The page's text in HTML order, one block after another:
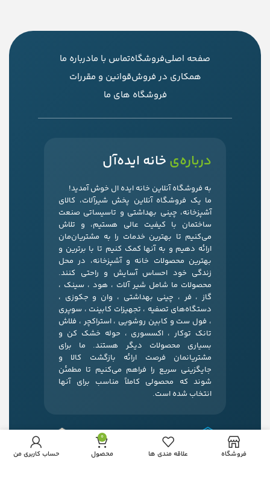
صفحه اصلیفروشگاهتماس با مادرباره ما
همکاری در فروشقوانین و مقررات
فروشگاه های ما
درباره‌ی خانه ایده‌آل
به فروشگاه آنلاین خانه ایده ال خوش آمدید!
ما یک فروشگاه آنلاین پخش شیرآلات، کالای
آشپزخانه، چینی بهداشتی و تاسیساتی صنعت
ساختمان با کیفیت عالی هستیم، و تلاش
می‌کنیم تا بهترین خدمات را به مشتریان‌مان
ارائه دهیم و به آنها کمک کنیم تا با برترین و
بهترین محصولات خانه و آشپزخانه، در محل
زندگی خود احساس آسایش و راحتی کنند.
محصولات ما شامل شیر آلات ، هود ، سینک ،
گاز ، فر ، چینی بهداشتی ، وان و جکوزی ،
دستگاه‌های تصفیه ، تجهیزات کابینت ، سوپری
، فول ست و کابین روشویی ، استراکچر ، فلاش
تانک توکار ، اکسسوری ، حوله خشک کن و
بسیاری محصولات دیگر هستند. ما برای
مشتریانمان فرصت ارائه بازگشت کالا و
جایگزینی سریع را فراهم می‌کنیم تا مطمئن
شوند که محصولی کاملاً مناسب برای آنها
انتخاب شده است.
فروشگاه علاقه مندی ها
0
محصول حساب کاربری من